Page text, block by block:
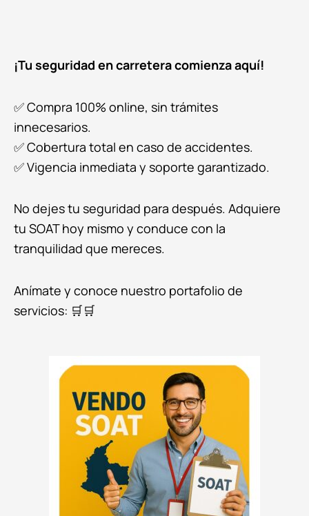
¡Tu seguridad en carretera comienza aquí!
✅ Compra 100% online, sin trámites
innecesarios.
✅ Cobertura total en caso de accidentes.
✅ Vigencia inmediata y soporte garantizado.
No dejes tu seguridad para después. Adquiere
tu SOAT hoy mismo y conduce con la
tranquilidad que mereces.
Anímate y conoce nuestro portafolio de
servicios: 🛒🛒